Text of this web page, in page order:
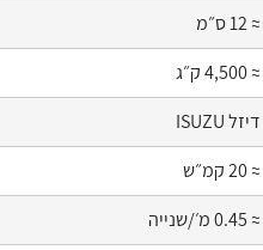
≈ 12 ס״מ
≈ 4,500 ק״ג
דיזל ISUZU
≈ 20 קמ״ש
≈ 0.45 מ׳/שנייה